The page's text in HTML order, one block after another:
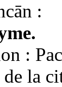
:
:
la